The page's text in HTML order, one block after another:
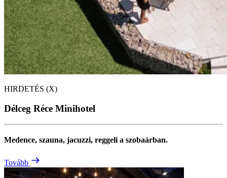
HIRDETÉS (X)
Délceg Réce Minihotel
Medence, szauna, jacuzzi, reggeli a szobaárban.
Tovább